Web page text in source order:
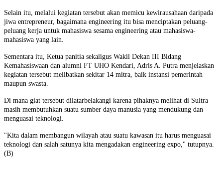
Selain itu, melalui kegiatan tersebut akan memicu kewirausahaan daripada
jiwa entrepreneur, bagaimana engineering itu bisa menciptakan peluang-
peluang kerja untuk mahasiswa sesama engineering atau mahasiswa-
mahasiswa yang lain.
Sementara itu, Ketua panitia sekaligus Wakil Dekan III Bidang
Kemahasiswaan dan alumni FT UHO Kendari, Adris A. Putra menjelaskan
kegiatan tersebut melibatkan sekitar 14 mitra, baik instansi pemerintah
maupun swasta.
Di mana giat tersebut dilatarbelakangi karena pihaknya melihat di Sultra
masih membutuhkan suatu sumber daya manusia yang mendukung dan
menguasai teknologi.
"Kita dalam membangun wilayah atau suatu kawasan itu harus menguasai
teknologi dan salah satunya kita mengadakan engineering expo," tutupnya.
(B)